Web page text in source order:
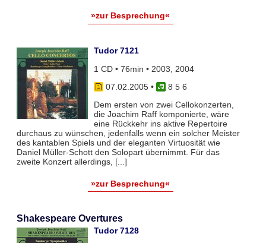
»zur Besprechung«
Tudor 7121
1 CD • 76min • 2003, 2004
07.02.2005•
8 5 6
Dem ersten von zwei Cellokonzerten,
die Joachim Raff komponierte, wäre
eine Rückkehr ins aktive Repertoire
durchaus zu wünschen, jedenfalls wenn ein solcher Meister
des kantablen Spiels und der eleganten Virtuosität wie
Daniel Müller-Schott den Solopart übernimmt. Für das
zweite Konzert allerdings, [...]
»zur Besprechung«
Shakespeare Overtures
Tudor 7128